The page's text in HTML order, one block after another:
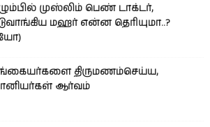
முஸ்லிம் பெண் டாக்டர்,
மஹர் என்ன தெரியுமா..?
திருமணம்செய்ய,
ஆர்வம்